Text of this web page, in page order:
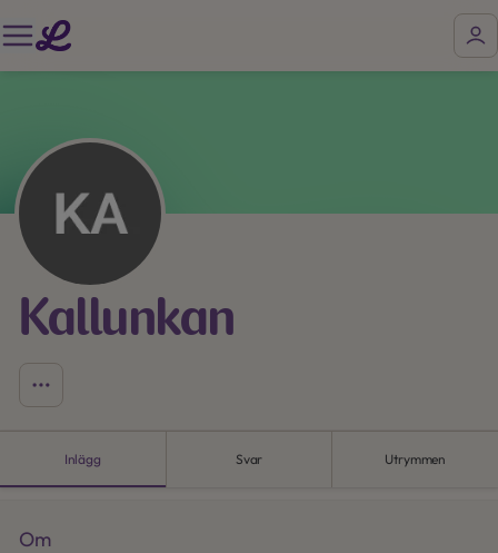
Kallunkan
Inlägg Svar Utrymmen
Om